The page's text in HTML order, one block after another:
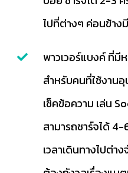
ไปที่ต่างๆ ค่อนข้าง
พาวเวอร์แบงค์ ที่มี
สำหรับคนที่ใช้งาน
เช็คข้อความ เล่น
สามารถชาร์จได้ 4-
เวลาเดินทางไปต่า